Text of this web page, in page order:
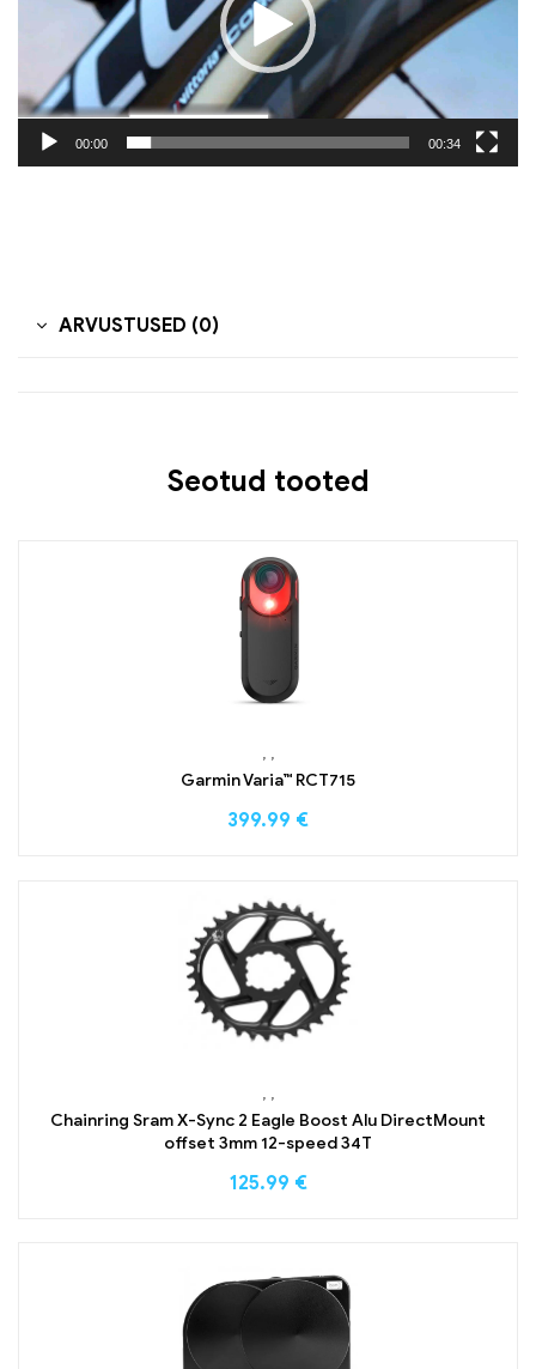
00:00 00:34
ARVUSTUSED (0)
Seotud tooted
, ,
Garmin Varia™ RCT715
399.99 €
, ,
Chainring Sram X-Sync 2 Eagle Boost Alu DirectMount
offset 3mm 12-speed 34T
125.99 €